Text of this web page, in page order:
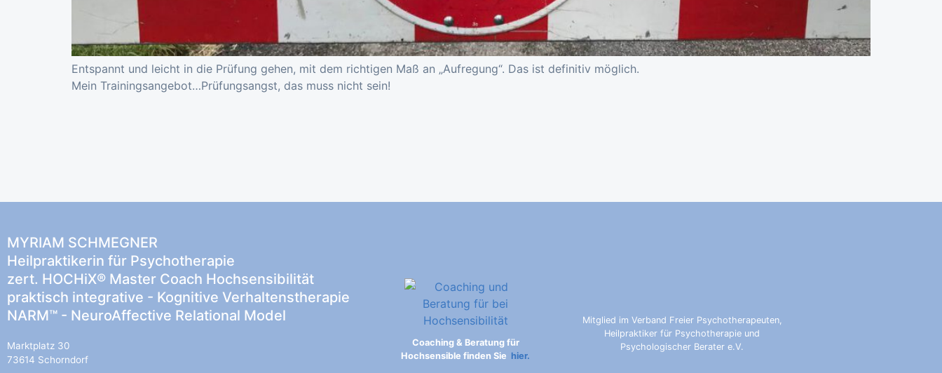
Entspannt und leicht in die Prüfung gehen, mit dem richtigen Maß an „Aufregung“. Das ist definitiv möglich.
Mein Trainingsangebot…Prüfungsangst, das muss nicht sein!
MYRIAM SCHMEGNER
Heilpraktikerin für Psychotherapie
zert. HOCHiX® Master Coach Hochsensibilität
praktisch integrative - Kognitive Verhaltenstherapie
NARM™ - NeuroAffective Relational Model
Marktplatz 30
73614 Schorndorf
Coaching & Beratung für
Hochsensible finden Sie hier.
Mitglied im Verband Freier Psychotherapeuten,
Heilpraktiker für Psychotherapie und
Psychologischer Berater e.V.